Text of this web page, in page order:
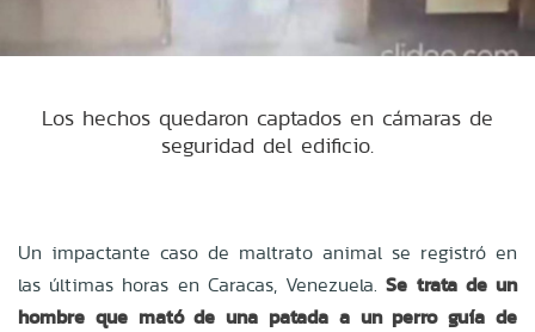
Los hechos quedaron captados en cámaras de
seguridad del edificio.
Un impactante caso de maltrato animal se registró en
las últimas horas en Caracas, Venezuela.Se trata de un
hombre que mató de una patada a un perro guía de